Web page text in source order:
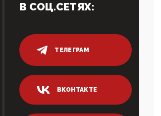
В СОЦ.СЕТЯХ:
ТЕЛЕГРАМ
ВКОНТАКТЕ